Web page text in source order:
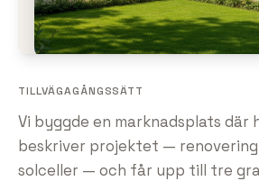
TILLVÄGAGÅNGSSÄTT
Vi byggde en marknadsplats där
beskriver projektet —
solceller — och får upp till tre